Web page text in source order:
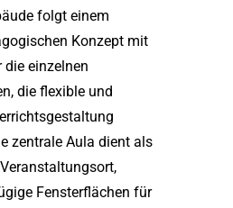
folgt einem
Konzept mit
die einzelnen
die flexible und
zentrale Aula dient als
Fensterflächen für